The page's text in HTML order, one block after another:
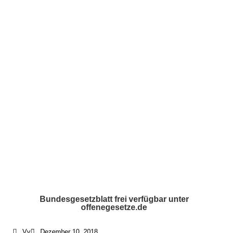
Bundesgesetzblatt frei verfügbar unter
offenegesetze.de
Impressum